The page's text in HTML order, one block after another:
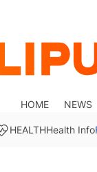
HOME NEWS
HEALTHHealth Info